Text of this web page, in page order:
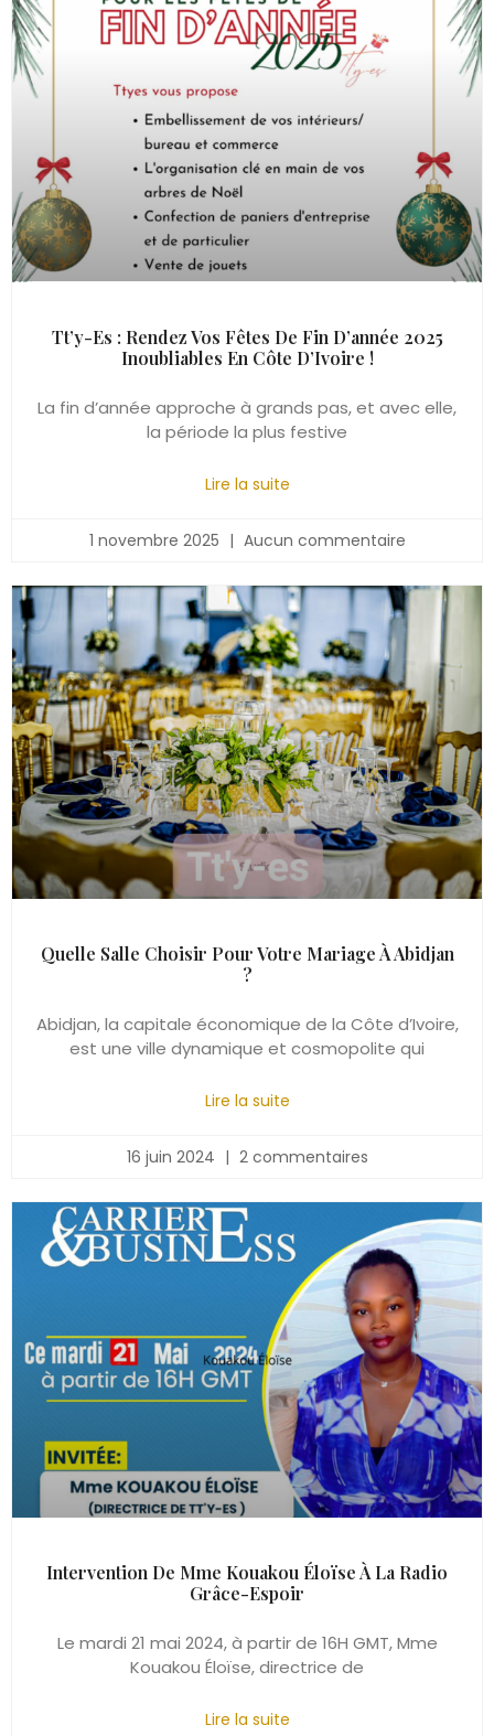
Tt’y-Es : Rendez Vos Fêtes De Fin D’année 2025
Inoubliables En Côte D’Ivoire !
La fin d’année approche à grands pas, et avec elle,
la période la plus festive
Lire la suite
1 novembre 2025 Aucun commentaire
Quelle Salle Choisir Pour Votre Mariage À Abidjan
?
Abidjan, la capitale économique de la Côte d’Ivoire,
est une ville dynamique et cosmopolite qui
Lire la suite
16 juin 2024 2 commentaires
Intervention De Mme Kouakou Éloïse À La Radio
Grâce-Espoir
Le mardi 21 mai 2024, à partir de 16H GMT, Mme
Kouakou Éloïse, directrice de
Lire la suite